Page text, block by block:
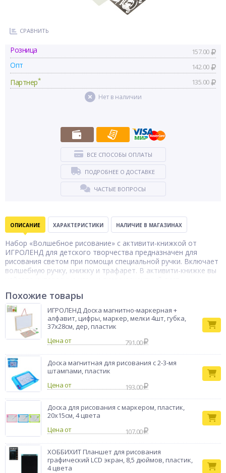
СРАВНИТЬ
Розница 157.00
Опт 142.00
Партнер* 135.00
Нет в наличии
ВСЕ СПОСОБЫ ОПЛАТЫ
ПОДРОБНЕЕ О ДОСТАВКЕ
ЧАСТЫЕ ВОПРОСЫ
ОПИСАНИЕ ХАРАКТЕРИСТИКИ НАЛИЧИЕ В МАГАЗИНАХ
Набор «Волшебное рисование» с активити-книжкой от
ИГРОЛЕНД для детского творчества предназначен для
рисования светом при помощи специальной ручки. Включает
волшебную ручку, книжку и трафарет. В активити-книжке вы
любые рисунки или использовать трафареты. Необычная
книжка окунет ребенка в мир сказки и волшебства, подарит
много радостных мгновений, а также научит малыша
рисовать по образцу и поможет развить логику. Для работы
ручки используются 3 батарейки AG3. 4 дизайна в
ассортименте.
Тип товара
Набор игровой
Бренд
ИГРОЛЕНД
Похожие товары
ИГРОЛЕНД Доска магнитно-маркерная +
алфавит, цифры, маркер, мелки 4шт, губка,
37х28см, дер, пластик
Цена от
791.00
Доска магнитная для рисования с 2-3-мя
штампами, пластик
Цена от
193.00
Доска для рисования с маркером, пластик,
20х15см, 4 цвета
Цена от
107.00
ХОББИХИТ Планшет для рисования
графический LCD экран, 8,5 дюймов, пластик,
4 цвета